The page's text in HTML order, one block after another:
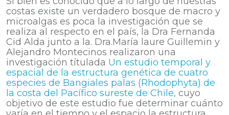
costas existe un verdadero bosque de macro y
microalgas es poca la investigación que se
realiza al respecto en el país, la Dra Fernanda
Cid Alda junto a la. Dra.María laure Guillemin y
Alejandro Montecinos realizaron una
investigación títulada Un estudio temporal y
espacial de la estructura genética de cuatro
especies de Bangiales palas (Rhodophyta) de
la costa del Pacífico sureste de Chile, cuyo
objetivo de este estudio fue determinar cuánto